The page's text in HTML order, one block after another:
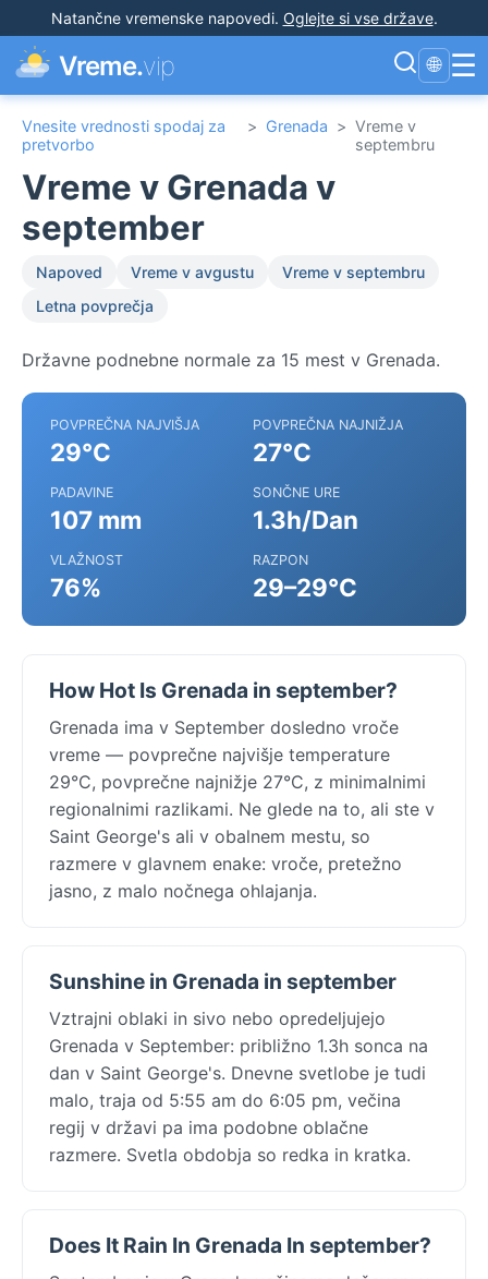
Natančne vremenske napovedi. Oglejte si vse države.
Vreme.vip 🌐 ☰
Vnesite vrednosti spodaj za
pretvorbo
> Grenada > Vreme v
septembru
Vreme v Grenada v
september
Napoved Vreme v avgustu
Vreme v septembru
Letna povprečja
Državne podnebne normale za 15 mest v Grenada.
POVPREČNA NAJVIŠJA
29°C
POVPREČNA NAJNIŽJA
27°C
PADAVINE
107 mm
SONČNE URE
1.3h/Dan
VLAŽNOST
76%
RAZPON
29–29°C
How Hot Is Grenada in september?
Grenada ima v September dosledno vroče
vreme — povprečne najvišje temperature
29°C, povprečne najnižje 27°C, z minimalnimi
regionalnimi razlikami. Ne glede na to, ali ste v
Saint George's ali v obalnem mestu, so
razmere v glavnem enake: vroče, pretežno
jasno, z malo nočnega ohlajanja.
Sunshine in Grenada in september
Vztrajni oblaki in sivo nebo opredeljujejo
Grenada v September: približno 1.3h sonca na
dan v Saint George's. Dnevne svetlobe je tudi
malo, traja od 5:55 am do 6:05 pm, večina
regij v državi pa ima podobne oblačne
razmere. Svetla obdobja so redka in kratka.
Does It Rain In Grenada In september?